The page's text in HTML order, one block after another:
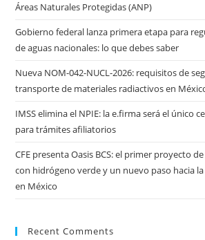
Áreas Naturales Protegidas (ANP)
Gobierno federal lanza primera etapa para
de aguas nacionales: lo que debes saber
Nueva NOM-042-NUCL-2026: requisitos de
transporte de materiales radiactivos en
IMSS elimina el NPIE: la e.firma será el único
para trámites afiliatorios
CFE presenta Oasis BCS: el primer proyecto
con hidrógeno verde y un nuevo paso hacia
en México
Recent Comments